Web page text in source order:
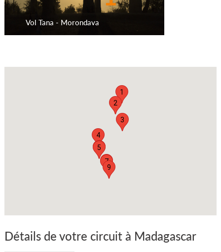
Vol Tana - Morondava
1
2
3
4
5
6
7
8
9
Détails de votre circuit à Madagascar